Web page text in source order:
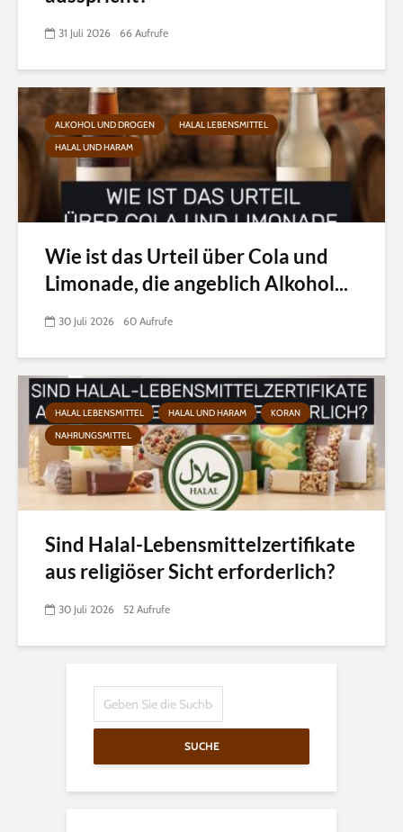
31 Juli 2026 66 Aufrufe
ALKOHOL UND DROGEN
HALAL LEBENSMITTEL
HALAL UND HARAM
Wie ist das Urteil über Cola und
Limonade, die angeblich Alkohol...
30 Juli 2026 60 Aufrufe
HALAL LEBENSMITTEL HALAL UND HARAM
KORAN
NAHRUNGSMITTEL
Sind Halal-Lebensmittelzertifikate
aus religiöser Sicht erforderlich?
30 Juli 2026 52 Aufrufe
SUCHE